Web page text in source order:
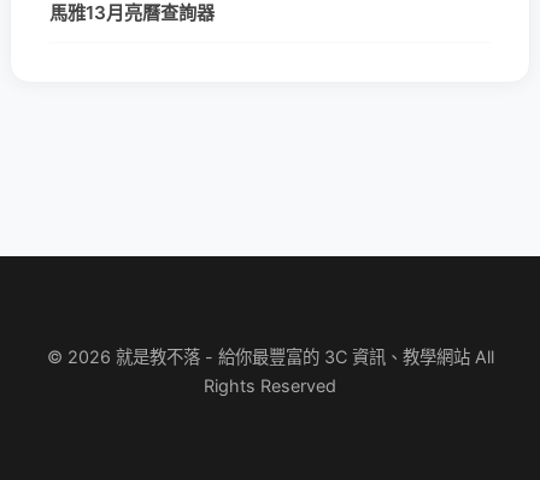
馬雅13月亮曆查詢器
© 2026 就是教不落 - 給你最豐富的 3C 資訊、教學網站 All
Rights Reserved